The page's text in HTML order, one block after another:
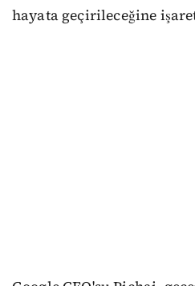
hayata geçirileceğine